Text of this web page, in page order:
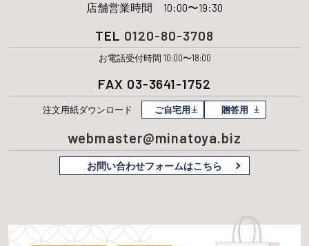
店舗営業時間 10:00〜19:30
TEL 0120-80-3708
お電話受付時間 10:00〜18:00
FAX 03-3641-1752
注文用紙ダウンロード ご自宅用 贈答用
webmaster@minatoya.biz
お問い合わせフォームはこちら